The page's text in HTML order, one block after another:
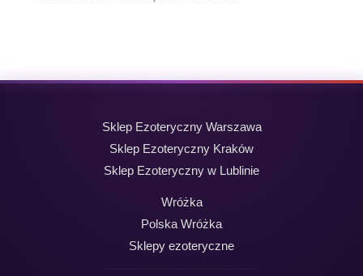
Sklep Ezoteryczny Warszawa
Sklep Ezoteryczny Kraków
Sklep Ezoteryczny w Lublinie
Wróżka
Polska Wróżka
Sklepy ezoteryczne